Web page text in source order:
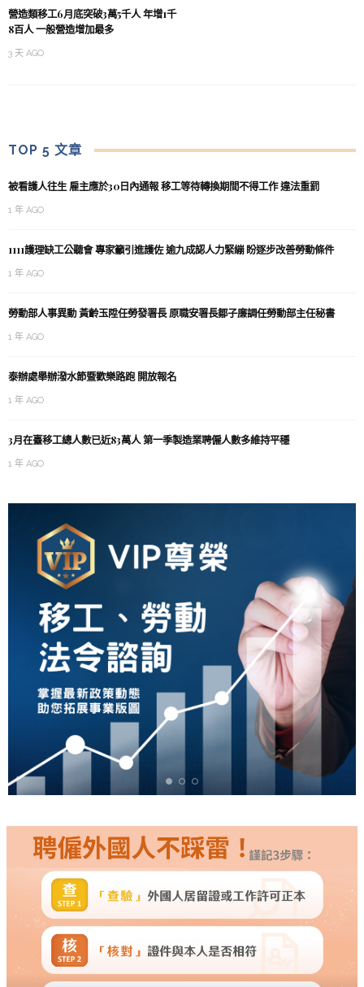
營造類移工6月底突破3萬5千人 年增1千
8百人 一般營造增加最多
3 天 AGO
TOP 5 文章
被看護人往生 雇主應於30日內通報 移工等待轉換期間不得工作 違法重罰
1 年 AGO
1111護理缺工公聽會 專家籲引進護佐 逾九成認人力緊繃 盼逐步改善勞動條件
1 年 AGO
勞動部人事異動 黃齡玉陞任勞發署長 原職安署長鄒子廉調任勞動部主任秘書
1 年 AGO
泰辦處舉辦潑水節暨歡樂路跑 開放報名
1 年 AGO
3月在臺移工總人數已近83萬人 第一季製造業聘僱人數多維持平穩
1 年 AGO